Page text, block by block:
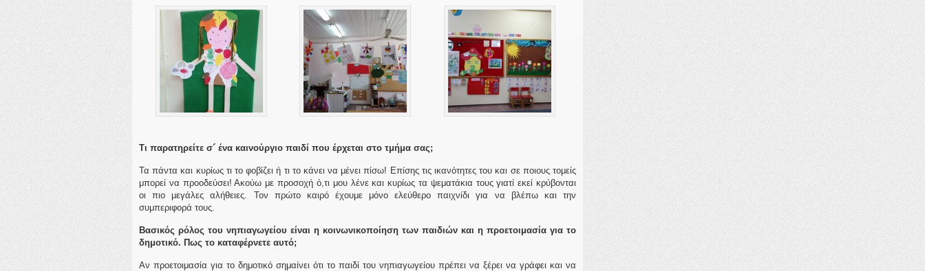
Τι παρατηρείτε σ´ ένα καινούργιο παιδί που έρχεται στο τμήμα σας;
Τα πάντα και κυρίως τι το φοβίζει ή τι το κάνει να μένει πίσω! Επίσης τις ικανότητες του και σε ποιους τομείς
μπορεί να προοδεύσει! Ακούω με προσοχή ό,τι μου λένε και κυρίως τα ψεματάκια τους γιατί εκεί κρύβονται
οι πιο μεγάλες αλήθειες. Τον πρώτο καιρό έχουμε μόνο ελεύθερο παιχνίδι για να βλέπω και την
συμπεριφορά τους.
Βασικός ρόλος του νηπιαγωγείου είναι η κοινωνικοποίηση των παιδιών και η προετοιμασία για το
δημοτικό. Πως το καταφέρνετε αυτό;
Αν προετοιμασία για το δημοτικό σημαίνει ότι το παιδί του νηπιαγωγείου πρέπει να ξέρει να γράφει και να